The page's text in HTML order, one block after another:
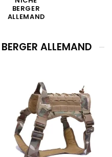
BERGER
ALLEMAND
ALLEMAND